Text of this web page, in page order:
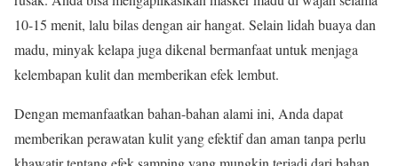
10-15 menit, lalu bilas dengan air hangat. Selain lidah buaya dan
madu, minyak kelapa juga dikenal bermanfaat untuk menjaga
kelembapan kulit dan memberikan efek lembut.
Dengan memanfaatkan bahan-bahan alami ini, Anda dapat
memberikan perawatan kulit yang efektif dan aman tanpa perlu